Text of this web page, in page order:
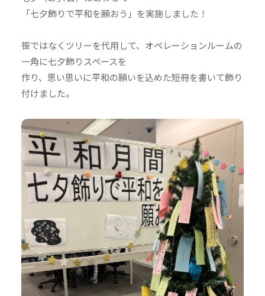
「七夕飾りで平和を願おう」を実施しました！
笹ではなくツリーを代用して、オペレーションルームの
一角に七夕飾りスペースを
作り、思い思いに平和の願いを込めた短冊を書いて飾り
付けました。